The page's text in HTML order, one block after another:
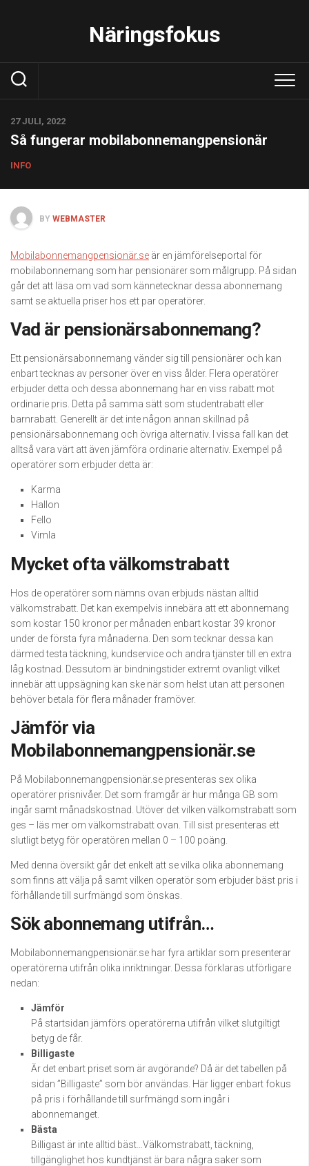
Näringsfokus
27 JULI, 2022
Så fungerar mobilabonnemangpensionär
INFO
BY WEBMASTER
Mobilabonnemangpensionär.se är en jämförelseportal för
mobilabonnemang som har pensionärer som målgrupp. På sidan
går det att läsa om vad som kännetecknar dessa abonnemang
samt se aktuella priser hos ett par operatörer.
Vad är pensionärsabonnemang?
Ett pensionärsabonnemang vänder sig till pensionärer och kan
enbart tecknas av personer över en viss ålder. Flera operatörer
erbjuder detta och dessa abonnemang har en viss rabatt mot
ordinarie pris. Detta på samma sätt som studentrabatt eller
barnrabatt. Generellt är det inte någon annan skillnad på
pensionärsabonnemang och övriga alternativ. I vissa fall kan det
alltså vara värt att även jämföra ordinarie alternativ. Exempel på
operatörer som erbjuder detta är:
Karma
Hallon
Fello
Vimla
Mycket ofta välkomstrabatt
Hos de operatörer som nämns ovan erbjuds nästan alltid
välkomstrabatt. Det kan exempelvis innebära att ett abonnemang
som kostar 150 kronor per månaden enbart kostar 39 kronor
under de första fyra månaderna. Den som tecknar dessa kan
därmed testa täckning, kundservice och andra tjänster till en extra
låg kostnad. Dessutom är bindningstider extremt ovanligt vilket
innebär att uppsägning kan ske när som helst utan att personen
behöver betala för flera månader framöver.
Jämför via
Mobilabonnemangpensionär.se
På Mobilabonnemangpensionär.se presenteras sex olika
operatörer prisnivåer. Det som framgår är hur många GB som
ingår samt månadskostnad. Utöver det vilken välkomstrabatt som
ges – läs mer om välkomstrabatt ovan. Till sist presenteras ett
slutligt betyg för operatören mellan 0 – 100 poäng.
Med denna översikt går det enkelt att se vilka olika abonnemang
som finns att välja på samt vilken operatör som erbjuder bäst pris i
förhållande till surfmängd som önskas.
Sök abonnemang utifrån…
Mobilabonnemangpensionär.se har fyra artiklar som presenterar
operatörerna utifrån olika inriktningar. Dessa förklaras utförligare
nedan:
Jämför
På startsidan jämförs operatörerna utifrån vilket slutgiltigt
betyg de får.
Billigaste
Är det enbart priset som är avgörande? Då är det tabellen på
sidan ”Billigaste” som bör användas. Här ligger enbart fokus
på pris i förhållande till surfmängd som ingår i
abonnemanget.
Bästa
Billigast är inte alltid bäst…Välkomstrabatt, täckning,
tillgänglighet hos kundtjänst är bara några saker som